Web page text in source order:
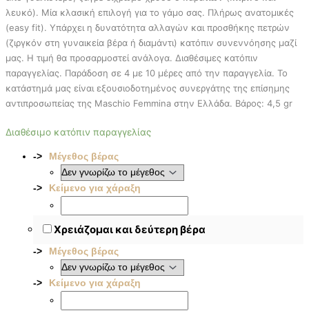
λευκό). Μία κλασική επιλογή για το γάμο σας. Πλήρως ανατομικές
(easy fit). Υπάρχει η δυνατότητα αλλαγών και προσθήκης πετρών
(ζιργκόν στη γυναικεία βέρα ή διαμάντι) κατόπιν συνεννόησης μαζί
μας. Η τιμή θα προσαρμοστεί ανάλογα. Διαθέσιμες κατόπιν
παραγγελίας. Παράδοση σε 4 με 10 μέρες από την παραγγελία. To
κατάστημά μας είναι εξουσιοδοτημένος συνεργάτης της επίσημης
αντιπροσωπείας της Maschio Femmina στην Ελλάδα. Βάρος: 4,5 gr
Διαθέσιμο κατόπιν παραγγελίας
Μέγεθος βέρας
Κείμενο για χάραξη
Χρειάζομαι και δεύτερη βέρα
Μέγεθος βέρας
Κείμενο για χάραξη